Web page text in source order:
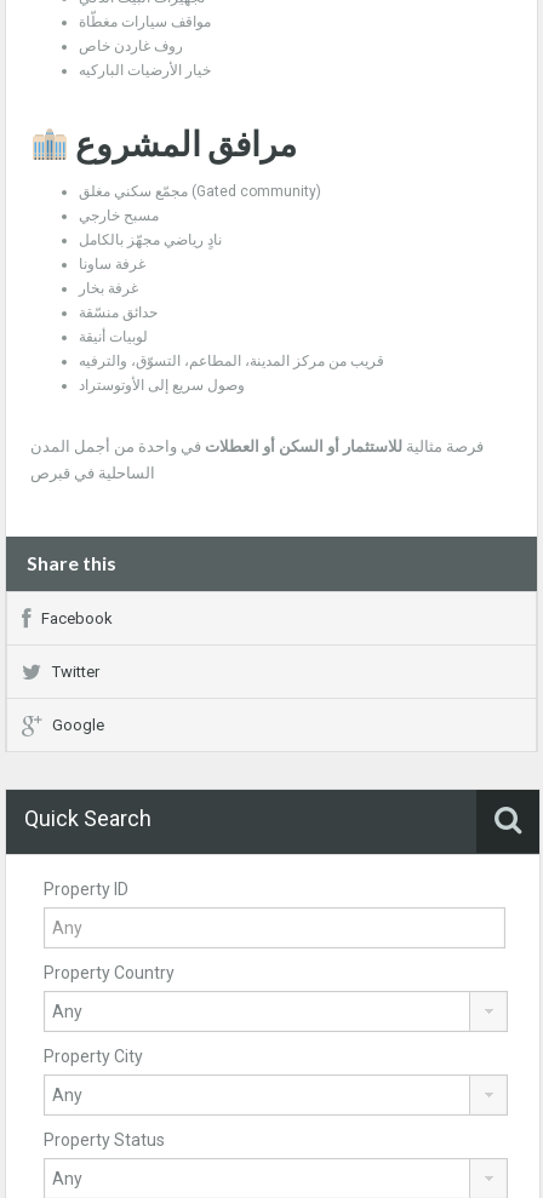
مواقف سيارات مغطّاة
روف غاردن خاص
خيار الأرضيات الباركيه
مرافق المشروع
مجمّع سكني مغلق (Gated community)
مسبح خارجي
نادٍ رياضي مجهّز بالكامل
غرفة ساونا
غرفة بخار
حدائق منسّقة
لوبيات أنيقة
قريب من مركز المدينة، المطاعم، التسوّق، والترفيه
وصول سريع إلى الأوتوستراد
فرصة مثالية للاستثمار أو السكن أو العطلات في واحدة من أجمل المدن
الساحلية في قبرص
Share this
Facebook
Twitter
Google
Quick Search
Property ID
Property Country
Property City
Property Status